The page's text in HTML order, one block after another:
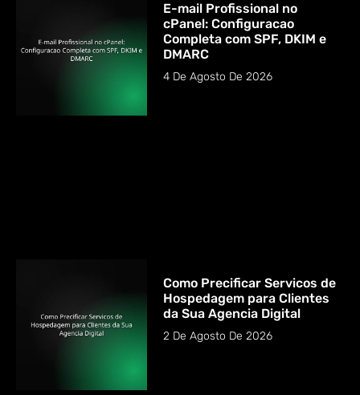
E-mail Profissional no
cPanel: Configuracao
Completa com SPF, DKIM e
DMARC
4 De Agosto De 2026
Como Precificar Servicos de
Hospedagem para Clientes
da Sua Agencia Digital
2 De Agosto De 2026